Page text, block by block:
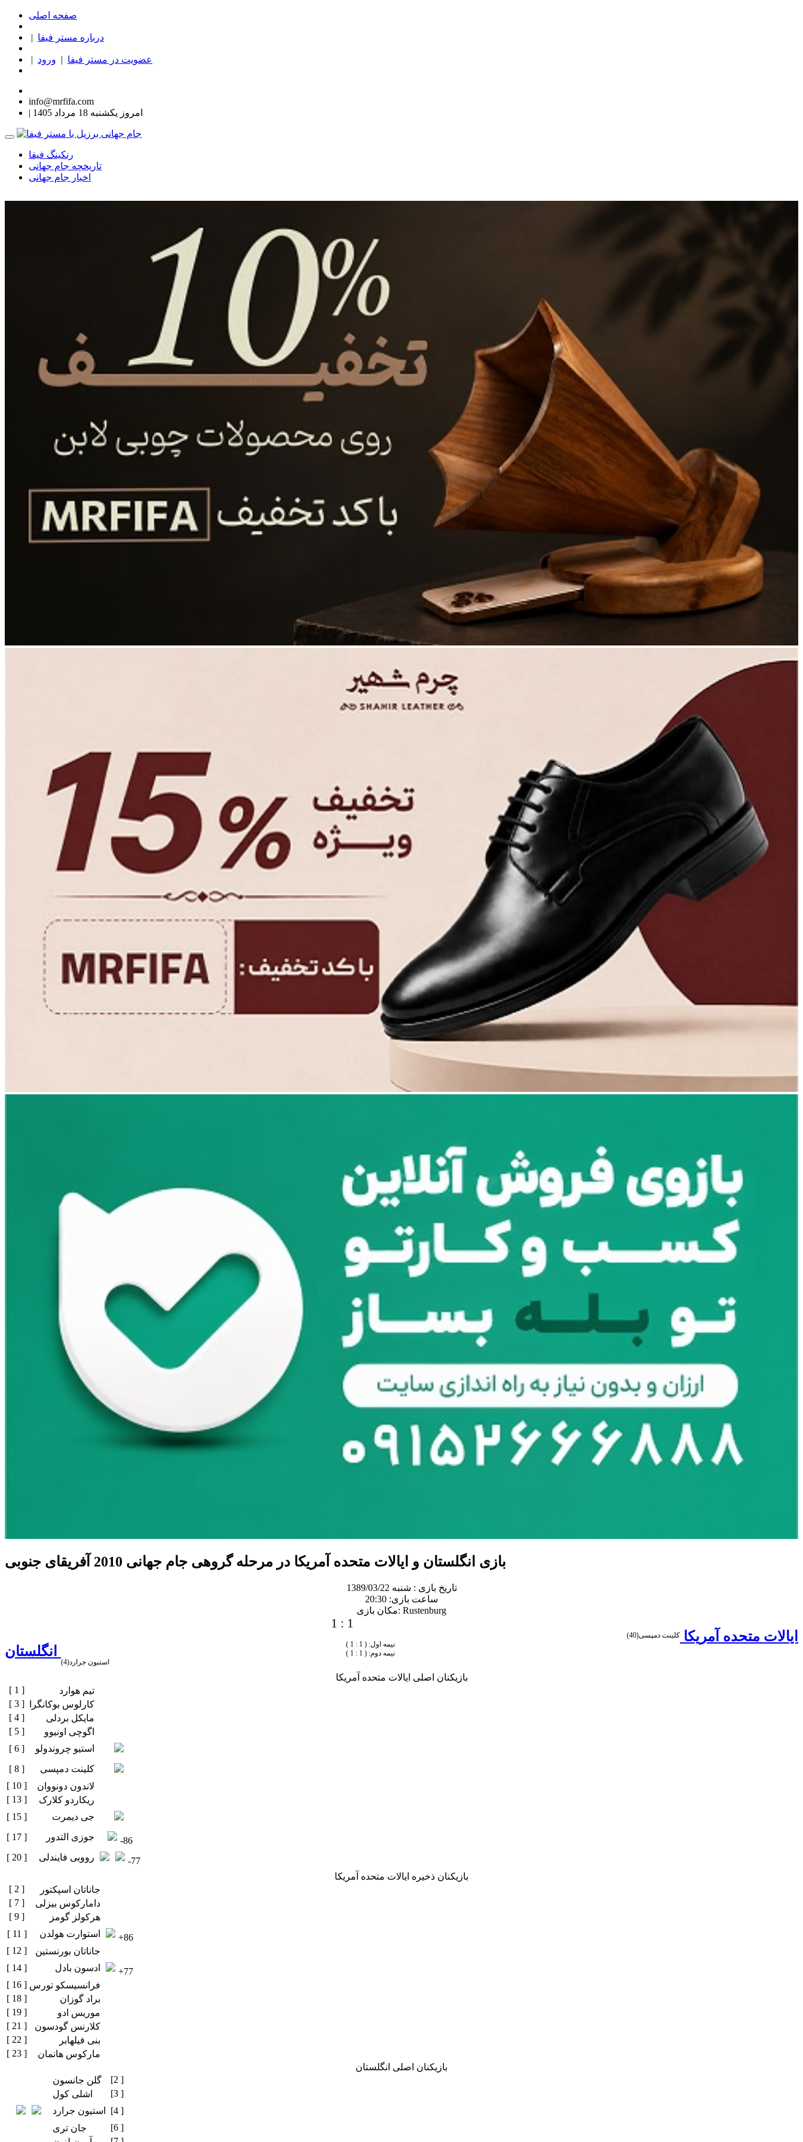
صفحه اصلی
| درباره مستر فیفا
| عضویت در مستر فیفا | ورود
info@mrfifa.com
| امروز یکشنبه 18 مرداد 1405
رنکینگ فیفا
تاریخچه جام جهانی
اخبار جام جهانی
بازی انگلستان و ایالات متحده آمریکا در مرحله گروهی جام جهانی 2010 آفریقای جنوبی
تاریخ بازی : شنبه 1389/03/22
ساعت بازی: 20:30
مکان بازی: Rustenburg
ایالات متحده آمریکا
1 : 1
کلینت دمپسی(40)
نیمه اول: ( 1 :
1 )
نیمه دوم: ( 1 :
1 )
استیون جرارد(4)
بازیکنان اصلی ایالات متحده آمریکا
[ 1 ]
تیم هوارد
[ 3 ]
کارلوس بوکانگرا
[ 4 ]
مایکل بردلی
[ 5 ]
اگوچی اونیوو
[ 6 ]
استیو چروندولو
[ 8 ]
کلینت دمپسی
[ 10 ]
لاندون دونووان
[ 13 ]
ریکاردو کلارک
[ 15 ]
جی دیمرت
[ 17 ]
جوزی التدور
-86
[ 20 ]
رووبی فایندلی
-77
بازیکنان ذخیره ایالات متحده آمریکا
[ 2 ]
جاناتان اسپکتور
[ 7 ]
دامارکوس بیزلی
[ 9 ]
هرکولز گومز
[ 11 ]
استوارت هولدن
+86
[ 12 ]
جاناتان بورنستین
[ 14 ]
ادسون بادل
+77
[ 16 ] فرانسیسکو تورس
[ 18 ]
براد گوزان
[ 19 ]
موریس ادو
[ 21 ]
کلارنس گودسون
[ 22 ]
بنی فیلهابر
[ 23 ]
مارکوس هانمان
بازیکنان اصلی انگلستان
گلن جانسون
[2 ]
اشلی کول
[3 ]
استیون جرارد
[4 ]
جان تری
[6 ]